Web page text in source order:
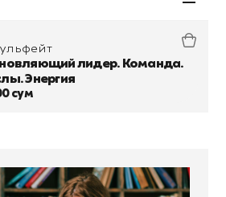
лидер. Команда.
Энергия
сум